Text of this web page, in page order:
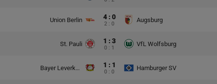
Union Berlin 4 : 0
2 : 0
Augsburg
St. Pauli 1 : 3
0 : 1
VfL Wolfsburg
Bayer Leverkusen 1 : 1
0 : 0
Hamburger SV